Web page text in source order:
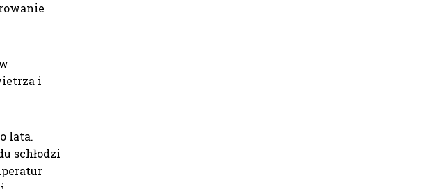
i
lata.
schłodzi